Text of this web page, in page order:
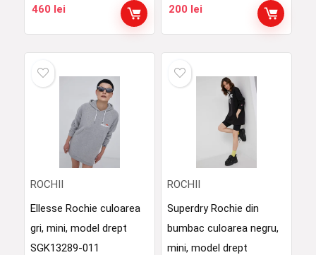
460 lei 200 lei
ROCHII
Ellesse Rochie culoarea
gri, mini, model drept
SGK13289-011
ROCHII
Superdry Rochie din
bumbac culoarea negru,
mini, model drept